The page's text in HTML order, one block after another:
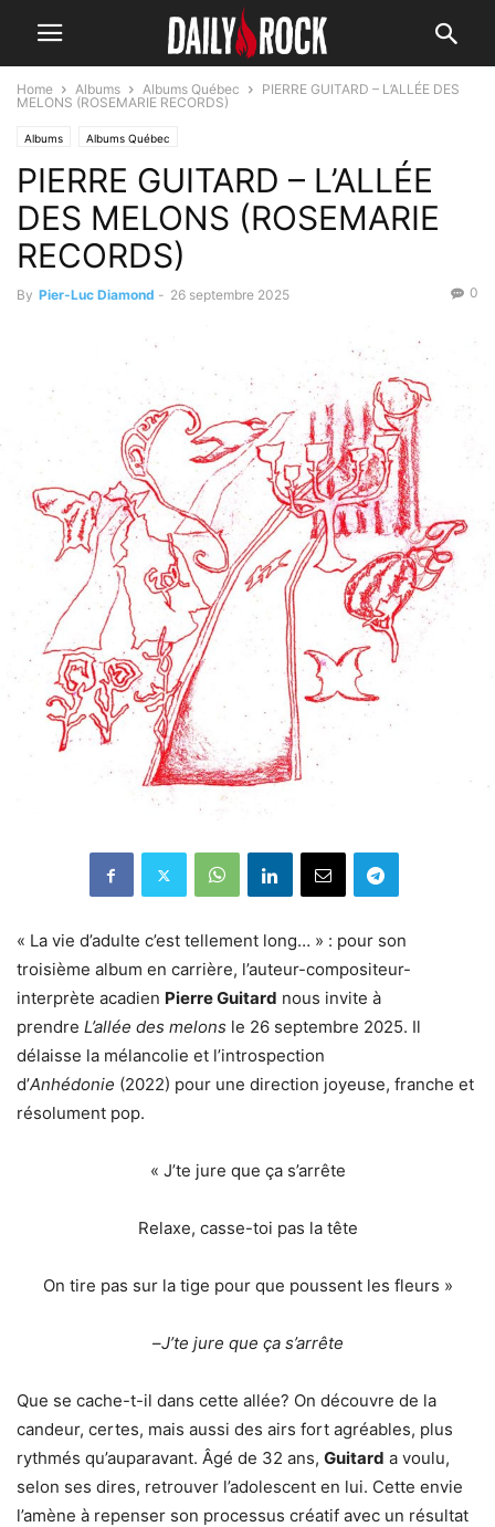
Home Albums Albums Québec
PIERRE GUITARD – L’ALLÉE DES
MELONS (ROSEMARIE RECORDS)
Albums Albums Québec
PIERRE GUITARD – L’ALLÉE
DES MELONS (ROSEMARIE
RECORDS)
By Pier-Luc Diamond - 26 septembre 2025 0
« La vie d’adulte c’est tellement long… » : pour son
troisième album en carrière, l’auteur-compositeur-
interprète acadien Pierre Guitard nous invite à
prendre L’allée des melons le 26 septembre 2025. Il
délaisse la mélancolie et l’introspection
d’Anhédonie (2022) pour une direction joyeuse, franche et
résolument pop.
« J’te jure que ça s’arrête
Relaxe, casse-toi pas la tête
On tire pas sur la tige pour que poussent les fleurs »
–J’te jure que ça s’arrête
Que se cache-t-il dans cette allée? On découvre de la
candeur, certes, mais aussi des airs fort agréables, plus
rythmés qu’auparavant. Âgé de 32 ans, Guitard a voulu,
selon ses dires, retrouver l’adolescent en lui. Cette envie
l’amène à repenser son processus créatif avec un résultat